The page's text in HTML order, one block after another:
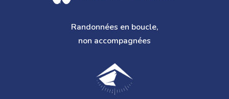
Randonnées en boucle,
non accompagnées